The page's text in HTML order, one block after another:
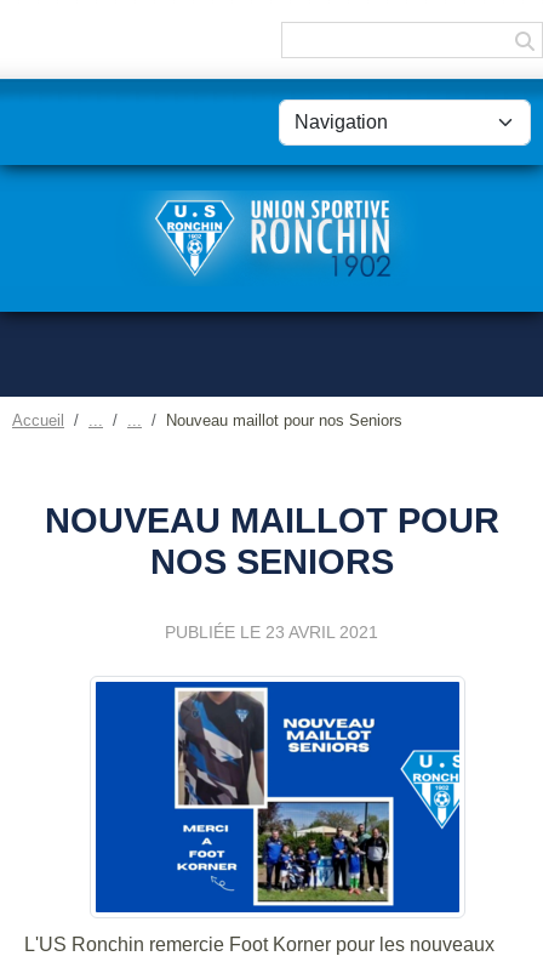
Accueil Nouveau maillot pour nos Seniors
NOUVEAU MAILLOT POUR
NOS SENIORS
PUBLIÉE LE 23 AVRIL 2021
L'US Ronchin remercie Foot Korner pour les nouveaux